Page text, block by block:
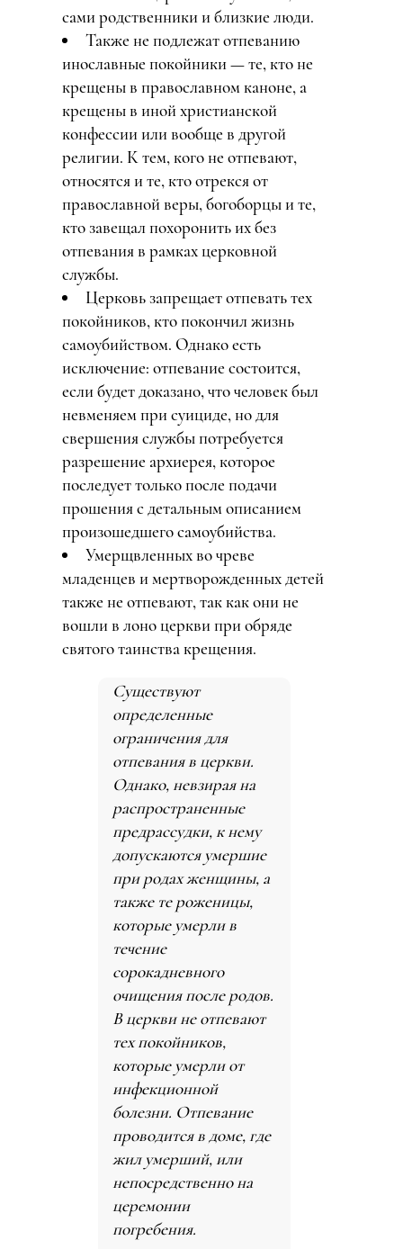
сами родственники и близкие люди.
Также не подлежат отпеванию
инославные покойники — те, кто не
крещены в православном каноне, а
крещены в иной христианской
конфессии или вообще в другой
религии. К тем, кого не отпевают,
относятся и те, кто отрекся от
православной веры, богоборцы и те,
кто завещал похоронить их без
отпевания в рамках церковной
службы.
Церковь запрещает отпевать тех
покойников, кто покончил жизнь
самоубийством. Однако есть
исключение: отпевание состоится,
если будет доказано, что человек был
невменяем при суициде, но для
свершения службы потребуется
разрешение архиерея, которое
последует только после подачи
прошения с детальным описанием
произошедшего самоубийства.
Умерщвленных во чреве
младенцев и мертворожденных детей
также не отпевают, так как они не
вошли в лоно церкви при обряде
святого таинства крещения.
Существуют
определенные
ограничения для
отпевания в церкви.
Однако, невзирая на
распространенные
предрассудки, к нему
допускаются умершие
при родах женщины, а
также те роженицы,
которые умерли в
течение
сорокадневного
очищения после родов.
В церкви не отпевают
тех покойников,
которые умерли от
инфекционной
болезни. Отпевание
проводится в доме, где
жил умерший, или
непосредственно на
церемонии
погребения.